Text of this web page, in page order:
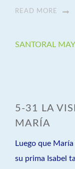
READ MORE
SANTORAL
5-31 LA
MARÍA
Luego que
su prima Isabel